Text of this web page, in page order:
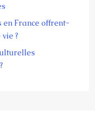
France offrent-
?